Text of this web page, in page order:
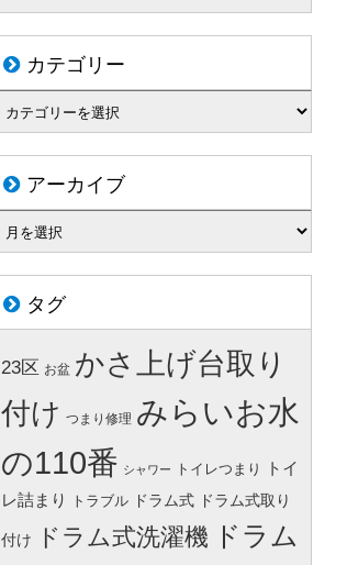
カテゴリー
アーカイブ
タグ
23区 お盆 かさ上げ台取り
付け つまり修理 みらいお水
の110番 シャワー トイレつまり
トイ
レ詰まり
トラブル ドラム式 ドラム式取り
付け ドラム式洗濯機 ドラム